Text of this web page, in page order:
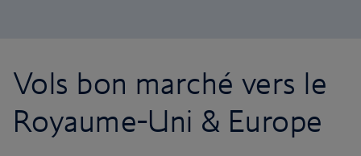
Vols bon marché vers le
Royaume-Uni & Europe